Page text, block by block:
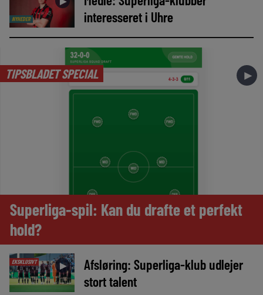
NYHEDER
interesseret i Uhre
TIPSBLADET SPECIAL ►
Superliga-spil: Kan du drafte et perfekt
hold?
EKSKLUSIVT ►
Afsløring: Superliga-klub udlejer
stort talent